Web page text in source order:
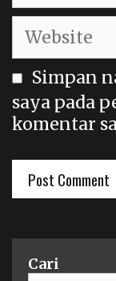
Website
Simpan
saya pada
komentar
Cari